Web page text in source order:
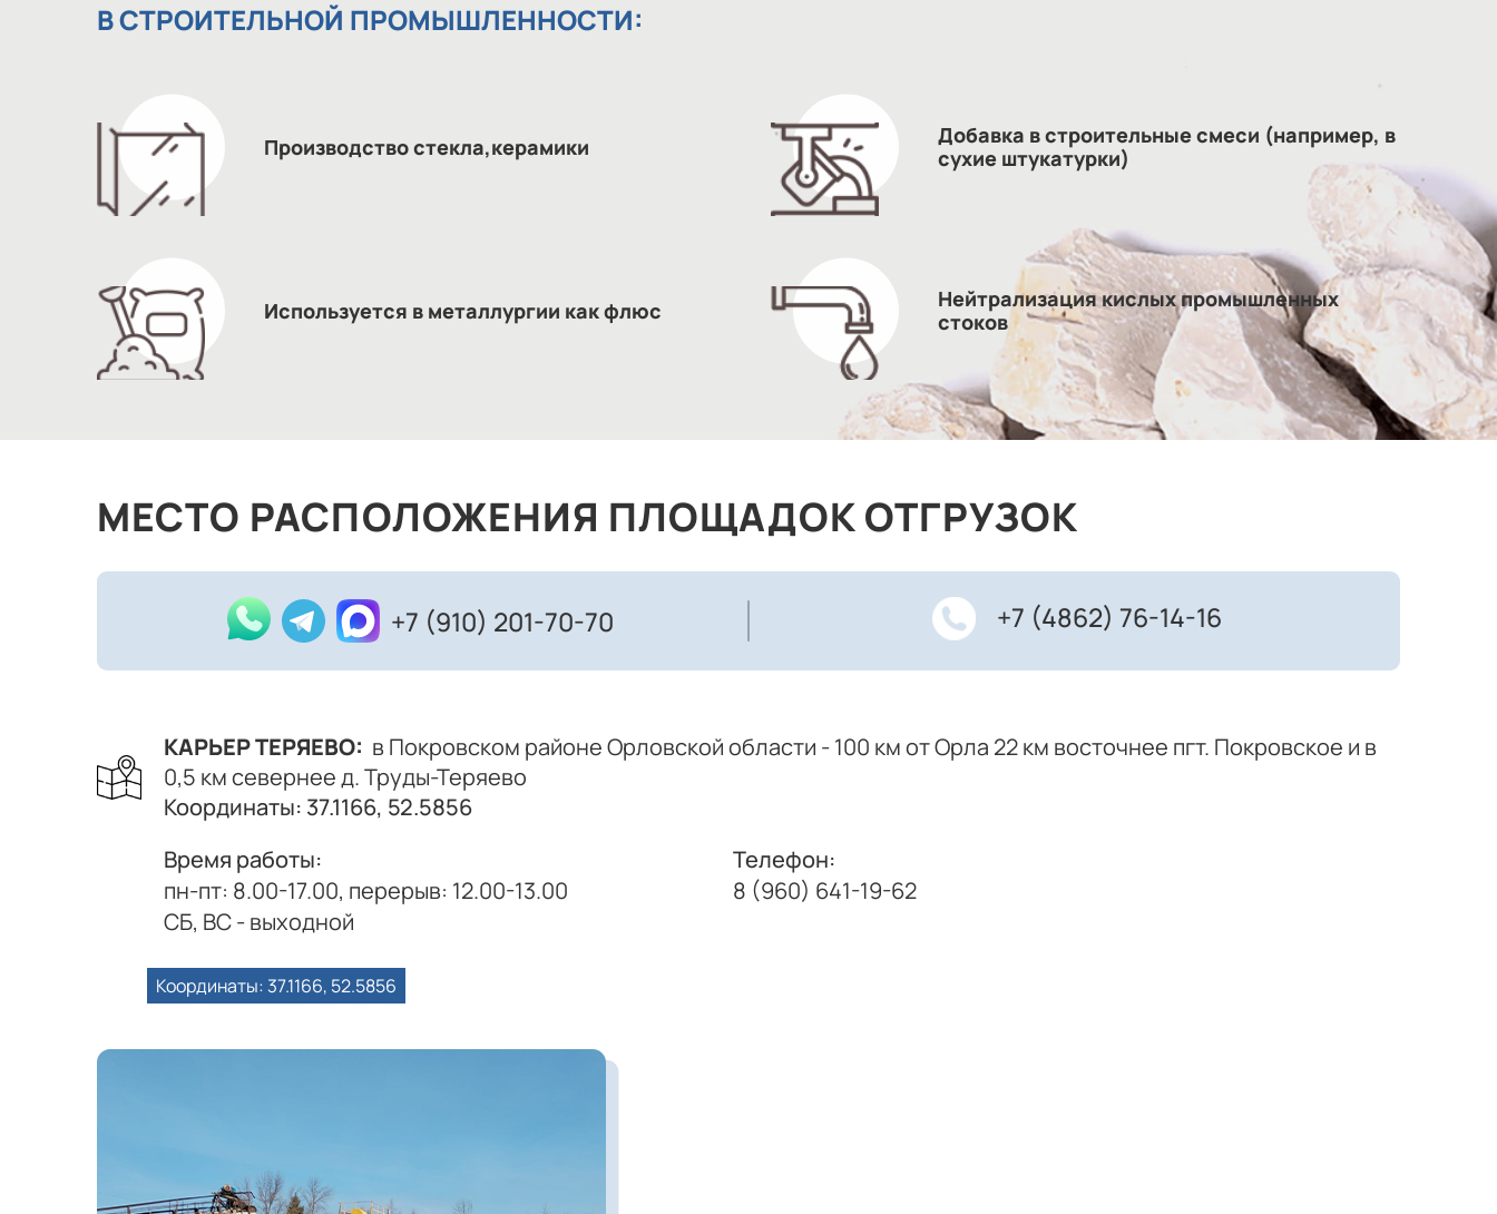
В СТРОИТЕЛЬНОЙ ПРОМЫШЛЕННОСТИ:
Производство стекла,керамики
Добавка в строительные смеси (например, в
сухие штукатурки)
Используется в металлургии как флюс
Нейтрализация кислых промышленных
стоков
МЕСТО РАСПОЛОЖЕНИЯ ПЛОЩАДОК ОТГРУЗОК
+7 (910) 201-70-70 +7 (4862) 76-14-16
КАРЬЕР ТЕРЯЕВО: в Покровском районе Орловской области - 100 км от Орла 22 км восточнее пгт. Покровское и в
0,5 км севернее д. Труды-Теряево
Координаты: 37.1166, 52.5856
Время работы:
пн-пт: 8.00-17.00, перерыв: 12.00-13.00
СБ, ВС - выходной
Телефон:
8 (960) 641-19-62
Координаты: 37.1166, 52.5856